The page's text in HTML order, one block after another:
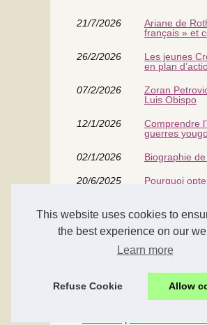
This website uses cookies to
the best experience on our
Learn more
Refuse Cookie Allow
21/7/2026
Ariane de
français » et
26/2/2026
Les jeunes
en plan
07/2/2026
Zoran
Luis Obispo
12/1/2026
Comprendre
guerres
02/1/2026 Biographie
20/6/2025 Pourquoi
Les
02/6/2025 Entretien et
21/4/2025 Les Articles
La vision de